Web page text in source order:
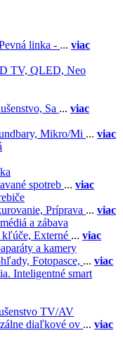
linka - ... viac
TV, QLED, Neo
Sa ... viac
Mikro/Mi ... viac
spotreb ... viac
Príprava ... viac
a zábava
Externé ... viac
a kamery
Fotopasce, ... viac
Inteligentné smart
TV/AV
diaľkové ov ... viac